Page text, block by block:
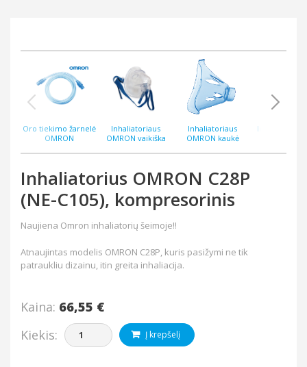
Oro tiekimo žarnelė
OMRON
C801/C801KD 100cm
Inhaliatoriaus
OMRON vaikiška
Inhaliatoriaus
OMRON kaukė
Duobaby)
Inhaliatorius
Inhaliatorius OMRON C28P
(NE-C105), kompresorinis
Naujiena Omron inhaliatorių šeimoje!!
Atnaujintas modelis OMRON C28P, kuris pasižymi ne tik
patraukliu dizainu, itin greita inhaliacija.
Kaina: 66,55 €
Kiekis:
Į krepšelį